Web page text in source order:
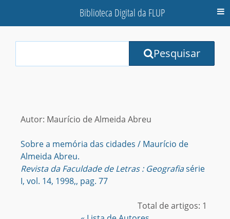
Biblioteca Digital da FLUP
Terms:
Pesquisar
Autor: Maurício de Almeida Abreu
Sobre a memória das cidades / Maurício de
Almeida Abreu.
Revista da Faculdade de Letras : Geografiasérie
I, vol. 14, 1998,, pag. 77
Total de artigos: 1